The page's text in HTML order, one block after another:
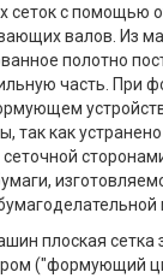
сеток с помощью
валов. Из
полотно
часть. При
так как
плоская сетка
("формующий